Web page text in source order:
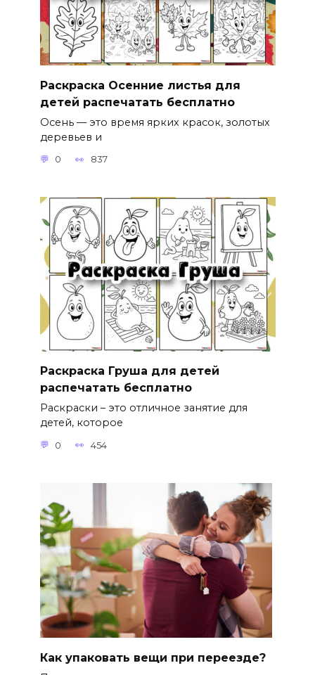
Раскраска Осенние листья для
детей распечатать бесплатно
Осень — это время ярких красок, золотых
деревьев и
0 837
Раскраска Груша для детей
распечатать бесплатно
Раскраски – это отличное занятие для
детей, которое
0 454
Как упаковать вещи при переезде?